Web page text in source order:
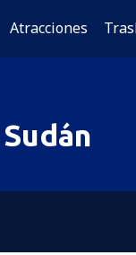
Atracciones